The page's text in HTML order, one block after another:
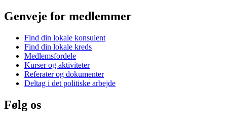
Genveje for medlemmer
Find din lokale konsulent
Find din lokale kreds
Medlemsfordele
Kurser og aktiviteter
Referater og dokumenter
Deltag i det politiske arbejde
Følg os